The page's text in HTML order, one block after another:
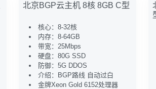
北京BGP云主机 8核 8GB C型
核心：8-32核
内存：8-64GB
带宽：25Mbps
硬盘：80G SSD
防御：5G DDOS
介绍：BGP路线 自动过白
金牌Xeon Gold 6152处理器